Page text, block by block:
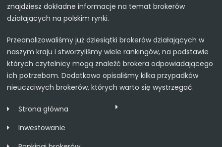
znajdziesz dokładne informacje na temat brokerów
działających na polskim rynki.
Przeanalizowaliśmy już dziesiątki brokerów działających w
naszym kraju i stworzyliśmy wiele rankingów, na podstawie
których czytelnicy mogą znaleźć brokera odpowiadającego
ich potrzebom. Dodatkowo opisaliśmy kilka przypadków
nieuczciwych brokerów, których warto się wystrzegać.
Strona główna
Inwestowanie